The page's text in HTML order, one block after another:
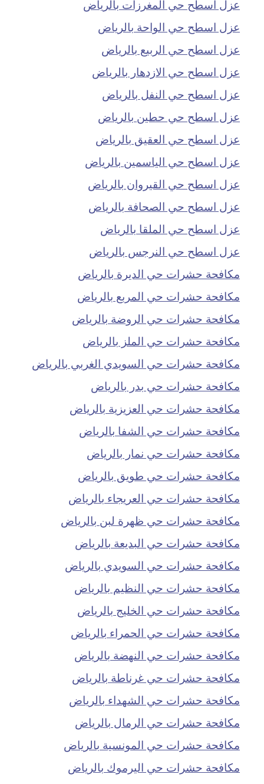
عزل اسطح حي المغرزات بالرياض
عزل اسطح حي الواحة بالرياض
عزل اسطح حي الربيع بالرياض
عزل اسطح حي الازدهار بالرياض
عزل اسطح حي النفل بالرياض
عزل اسطح حي حطين بالرياض
عزل اسطح حي العقيق بالرياض
عزل اسطح حي الياسمين بالرياض
عزل اسطح حي القيروان بالرياض
عزل اسطح حي الصحافة بالرياض
عزل اسطح حي الملقا بالرياض
عزل اسطح حي النرجس بالرياض
مكافحة حشرات حي الديرة بالرياض
مكافحة حشرات حي المربع بالرياض
مكافحة حشرات حي الروضة بالرياض
مكافحة حشرات حي الملز بالرياض
مكافحة حشرات حي السويدي الغربي بالرياض
مكافحة حشرات حي بدر بالرياض
مكافحة حشرات حي العزيزية بالرياض
مكافحة حشرات حي الشفا بالرياض
مكافحة حشرات حي نمار بالرياض
مكافحة حشرات حي طويق بالرياض
مكافحة حشرات حي العريجاء بالرياض
مكافحة حشرات حي ظهرة لبن بالرياض
مكافحة حشرات حي البديعة بالرياض
مكافحة حشرات حي السويدي بالرياض
مكافحة حشرات حي النظيم بالرياض
مكافحة حشرات حي الخليج بالرياض
مكافحة حشرات حي الحمراء بالرياض
مكافحة حشرات حي النهضة بالرياض
مكافحة حشرات حي غرناطة بالرياض
مكافحة حشرات حي الشهداء بالرياض
مكافحة حشرات حي الرمال بالرياض
مكافحة حشرات حي المونسية بالرياض
مكافحة حشرات حي اليرموك بالرياض